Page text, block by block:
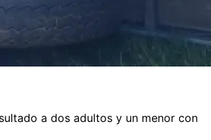
a dos adultos y un menor con